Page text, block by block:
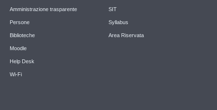
Amministrazione trasparente
Persone
Biblioteche
Moodle
Help Desk
Wi-Fi
SIT
Syllabus
Area Riservata